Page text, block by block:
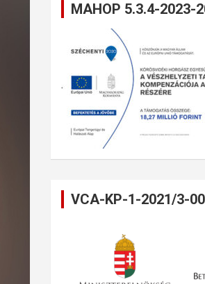
MAHOP 5.3.4-2023-
VCA-KP-1-2021/3-